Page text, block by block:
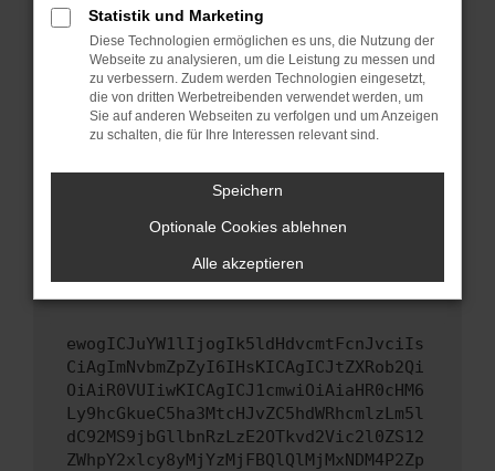
Betriebssystem auf dem neuesten Stand
sind.
Veraltete Software birgt nicht nur ein
Sicherheitsrisiko, sondern kann auch dazu
führen, dass bestimmte Funktionen nicht mehr
unterstützt werden.
Wende dich an den Webseitenbetreiber.
Wenn du alle oben genannten Schritte versucht
hast, kontaktiere uns bitte. Wir werden
versuchen, das Problem zu beheben. Du kannst
uns diesen Text schicken, um uns bei der
ewogICJuYW1lIjogIk5ldHdvcmtFcnJvciIs
CiAgImNvbmZpZyI6IHsKICAgICJtZXRob2Qi
OiAiR0VUIiwKICAgICJ1cmwiOiAiaHR0cHM6
Ly9hcGkueC5ha3MtcHJvZC5hdWRhcmlzLm5l
dC92MS9jbGllbnRzLzE2OTkvd2Vic2l0ZS12
ZWhpY2xlcy8yMjYzMjFBQlQlMjMxNDM4P2Zp
Statistik und Marketing
Diese Technologien ermöglichen es uns, die Nutzung der
Webseite zu analysieren, um die Leistung zu messen und
zu verbessern. Zudem werden Technologien eingesetzt,
die von dritten Werbetreibenden verwendet werden, um
Sie auf anderen Webseiten zu verfolgen und um Anzeigen
zu schalten, die für Ihre Interessen relevant sind.
Speichern
Optionale Cookies ablehnen
Alle akzeptieren